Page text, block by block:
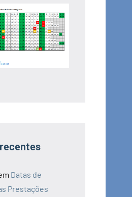
Datas de
Prestações